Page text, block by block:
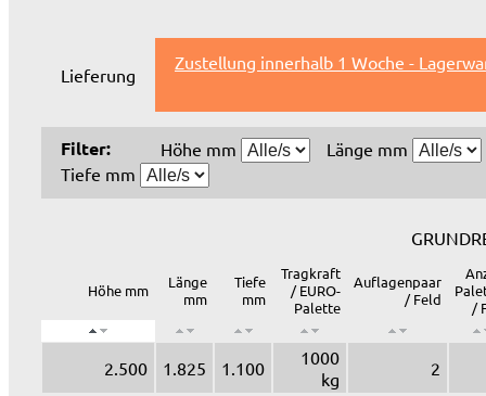
Lieferung
Zustellung innerhalb 1 Woche -
Filter: Höhe mm
Länge mm
Tiefe mm
Höhe mm
Länge
mm
Tiefe
mm
Tragkraft
/ EURO-
Palette
Auflagenpaar
/ Feld
/
2.500 1.825 1.100
1000
kg
2